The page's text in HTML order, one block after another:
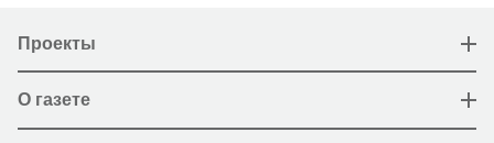
Проекты
О газете